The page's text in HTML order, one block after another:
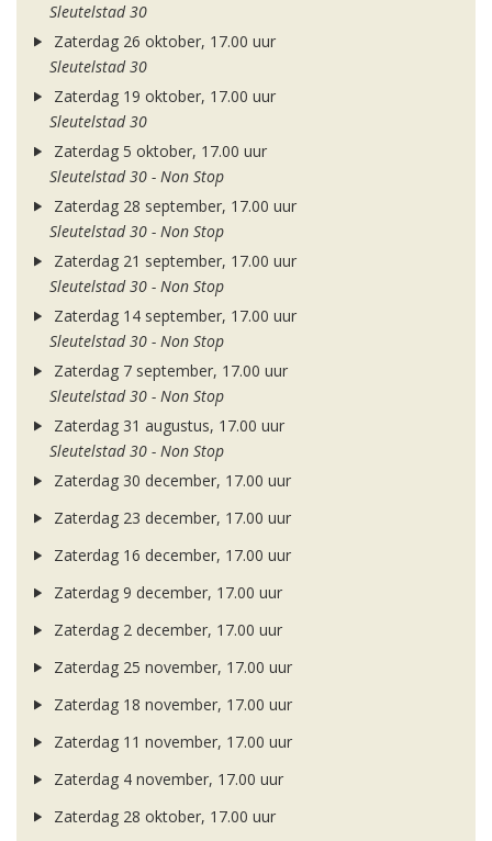
Sleutelstad 30
Zaterdag 26 oktober, 17.00 uur
Sleutelstad 30
Zaterdag 19 oktober, 17.00 uur
Sleutelstad 30
Zaterdag 5 oktober, 17.00 uur
Sleutelstad 30 - Non Stop
Zaterdag 28 september, 17.00 uur
Sleutelstad 30 - Non Stop
Zaterdag 21 september, 17.00 uur
Sleutelstad 30 - Non Stop
Zaterdag 14 september, 17.00 uur
Sleutelstad 30 - Non Stop
Zaterdag 7 september, 17.00 uur
Sleutelstad 30 - Non Stop
Zaterdag 31 augustus, 17.00 uur
Sleutelstad 30 - Non Stop
Zaterdag 30 december, 17.00 uur
Zaterdag 23 december, 17.00 uur
Zaterdag 16 december, 17.00 uur
Zaterdag 9 december, 17.00 uur
Zaterdag 2 december, 17.00 uur
Zaterdag 25 november, 17.00 uur
Zaterdag 18 november, 17.00 uur
Zaterdag 11 november, 17.00 uur
Zaterdag 4 november, 17.00 uur
Zaterdag 28 oktober, 17.00 uur